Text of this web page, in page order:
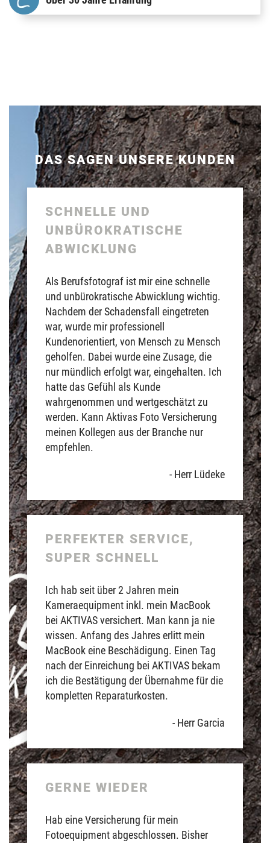
DAS SAGEN UNSERE KUNDEN
SCHNELLE UND
UNBÜROKRATISCHE
ABWICKLUNG
Als Berufsfotograf ist mir eine schnelle
und unbürokratische Abwicklung wichtig.
Nachdem der Schadensfall eingetreten
war, wurde mir professionell
Kundenorientiert, von Mensch zu Mensch
geholfen. Dabei wurde eine Zusage, die
nur mündlich erfolgt war, eingehalten. Ich
hatte das Gefühl als Kunde
wahrgenommen und wertgeschätzt zu
werden. Kann Aktivas Foto Versicherung
meinen Kollegen aus der Branche nur
empfehlen.
- Herr Lüdeke
PERFEKTER SERVICE,
SUPER SCHNELL
Ich hab seit über 2 Jahren mein
Kameraequipment inkl. mein MacBook
bei AKTIVAS versichert. Man kann ja nie
wissen. Anfang des Jahres erlitt mein
MacBook eine Beschädigung. Einen Tag
nach der Einreichung bei AKTIVAS bekam
ich die Bestätigung der Übernahme für die
kompletten Reparaturkosten.
- Herr Garcia
GERNE WIEDER
Hab eine Versicherung für mein
Fotoequipment abgeschlossen. Bisher